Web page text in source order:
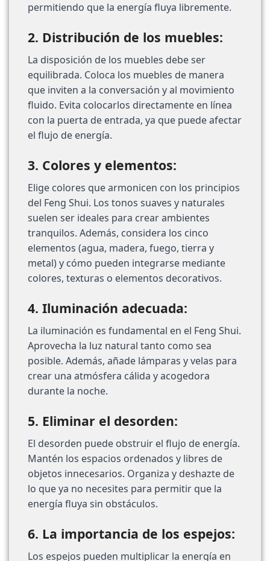
permitiendo que la energía fluya libremente.
2. Distribución de los muebles:
La disposición de los muebles debe ser
equilibrada. Coloca los muebles de manera
que inviten a la conversación y al movimiento
fluido. Evita colocarlos directamente en línea
con la puerta de entrada, ya que puede afectar
el flujo de energía.
3. Colores y elementos:
Elige colores que armonicen con los principios
del Feng Shui. Los tonos suaves y naturales
suelen ser ideales para crear ambientes
tranquilos. Además, considera los cinco
elementos (agua, madera, fuego, tierra y
metal) y cómo pueden integrarse mediante
colores, texturas o elementos decorativos.
4. Iluminación adecuada:
La iluminación es fundamental en el Feng Shui.
Aprovecha la luz natural tanto como sea
posible. Además, añade lámparas y velas para
crear una atmósfera cálida y acogedora
durante la noche.
5. Eliminar el desorden:
El desorden puede obstruir el flujo de energía.
Mantén los espacios ordenados y libres de
objetos innecesarios. Organiza y deshazte de
lo que ya no necesites para permitir que la
energía fluya sin obstáculos.
6. La importancia de los espejos:
Los espejos pueden multiplicar la energía en